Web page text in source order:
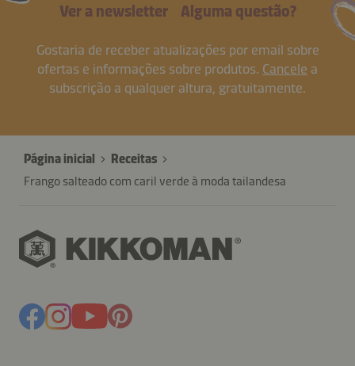
Ver a newsletter Alguma questão?
Gostaria de receber atualizações por email sobre
ofertas e informações sobre produtos. Cancele a
subscrição a qualquer altura, gratuitamente.
Página inicial
Receitas
Frango salteado com caril verde à moda tailandesa